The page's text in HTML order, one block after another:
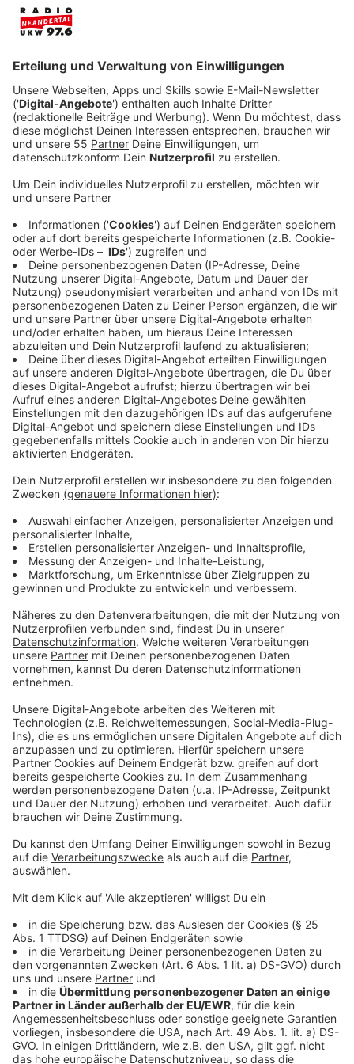
Veröffentlicht:
Anzeige
"Ich bin ein großer Fan von James' Stil und hatte eine
tolle Zeit, diesen Track mit ihm zu machen. Ich hoffe,
er gefällt allen", kündigt ALOK selbst den Song "Work
With My Love" an. Musikfans auf der ganzen Welt
werden bei dem in "Work With My Love" verwendeten
Sample vielleicht eine gewisse Nostalgie verspüren;
sie kennen es aus dem 2004er Hit "Lola's Theme" von
The Shapeshifters, der die britischen Single-Charts
anführte und bei den Brit Awards 2005 als "Beste
Britische Single" nominiert war. Das Disco-Horn-
Sample steigert sich zu James' Stimme, während er
von einer unmöglichen Liebe singt. Aloks konstruierte
Disco- und House-Sounds halten den Track modern
während das Retro-Blechbläsermotiv eine Grundlage
im Hintergrund bildet, die die Sounds miteinander
verbindet. "Work With My Love" ist die erste Single
des brasilianischen Superstars ALOK im Jahr 2023,
nachdem er bereits eine ganze Reihe von Titeln
2022 zu krönen. Bekannt für seinen Indie-Folk-Sound,
konzentriert, erlangte James Arthur Bekanntheit,
nachdem er die neunte Staffel von "The X Factor"
gewonnen hatte. Seine Debütsingle, eine Coverversion
von Shontelles "Impossible", wurde nach dem Finale
britischen Singles-Charts
Anzeige
Wir benötigen Ihre
Zustimmung, um den YouTube
Video-Service zu laden!
Wir verwenden einen Service eines
Drittanbieters, um Videoinhalte
einzubetten. Dieser Service kann
Daten zu Ihren Aktivitäten
Details durch und stimmen Sie der
Video anzusehen.
Mehr Informationen
Akzeptieren
powered byUsercentrics Consent
Management Platform
ALOK, bekannt für aussagekräftigen Kollaborationen
mit John Legend oder Ellie Goulding, hat sich mit den
mehrfach ausgezeichneten Singer/Songwriter James
Arthur für ihr gemeinsame Single "Work With My Love"
zusammengetan.